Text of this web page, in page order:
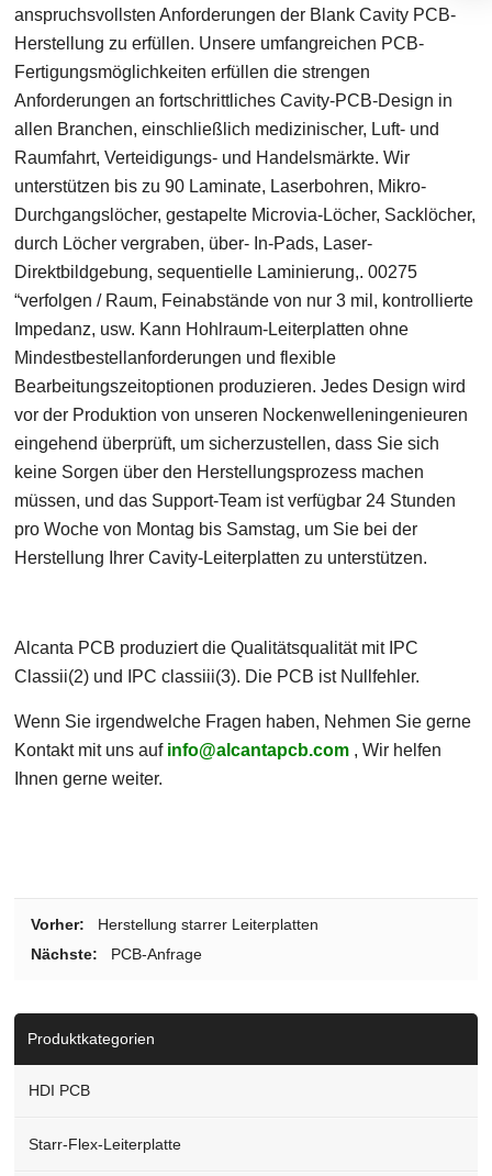
anspruchsvollsten Anforderungen der Blank Cavity PCB-
Herstellung zu erfüllen. Unsere umfangreichen PCB-
Fertigungsmöglichkeiten erfüllen die strengen
Anforderungen an fortschrittliches Cavity-PCB-Design in
allen Branchen, einschließlich medizinischer, Luft- und
Raumfahrt, Verteidigungs- und Handelsmärkte. Wir
unterstützen bis zu 90 Laminate, Laserbohren, Mikro-
Durchgangslöcher, gestapelte Microvia-Löcher, Sacklöcher,
durch Löcher vergraben, über- In-Pads, Laser-
Direktbildgebung, sequentielle Laminierung,. 00275
“verfolgen / Raum, Feinabstände von nur 3 mil, kontrollierte
Impedanz, usw. Kann Hohlraum-Leiterplatten ohne
Mindestbestellanforderungen und flexible
Bearbeitungszeitoptionen produzieren. Jedes Design wird
vor der Produktion von unseren Nockenwelleningenieuren
eingehend überprüft, um sicherzustellen, dass Sie sich
keine Sorgen über den Herstellungsprozess machen
müssen, und das Support-Team ist verfügbar 24 Stunden
pro Woche von Montag bis Samstag, um Sie bei der
Herstellung Ihrer Cavity-Leiterplatten zu unterstützen.
Alcanta PCB produziert die Qualitätsqualität mit IPC
Classii(2) und IPC classiii(3). Die PCB ist Nullfehler.
Wenn Sie irgendwelche Fragen haben, Nehmen Sie gerne
Kontakt mit uns auf info@alcantapcb.com , Wir helfen
Ihnen gerne weiter.
Vorher:
Herstellung starrer Leiterplatten
Nächste:
PCB-Anfrage
Produktkategorien
HDI PCB
Starr-Flex-Leiterplatte